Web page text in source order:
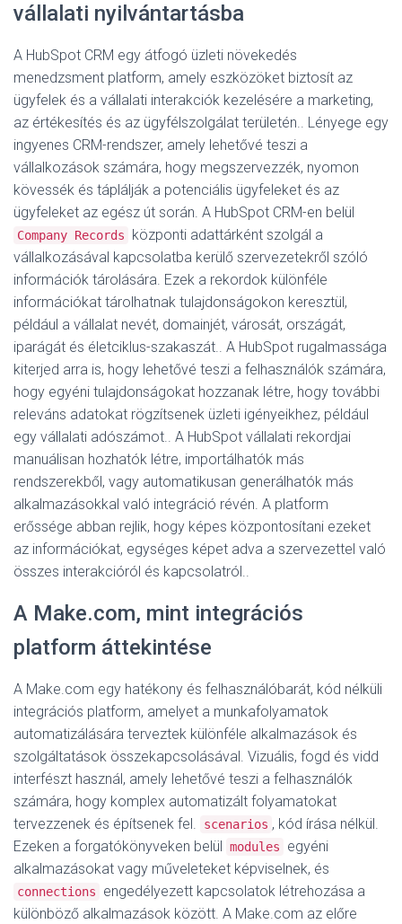
vállalati nyilvántartásba
A HubSpot CRM egy átfogó üzleti növekedés
menedzsment platform, amely eszközöket biztosít az
ügyfelek és a vállalati interakciók kezelésére a marketing,
az értékesítés és az ügyfélszolgálat területén.. Lényege egy
ingyenes CRM-rendszer, amely lehetővé teszi a
vállalkozások számára, hogy megszervezzék, nyomon
kövessék és táplálják a potenciális ügyfeleket és az
ügyfeleket az egész út során. A HubSpot CRM-en belül
Company Records
központi adattárként szolgál a
vállalkozásával kapcsolatba kerülő szervezetekről szóló
információk tárolására. Ezek a rekordok különféle
információkat tárolhatnak tulajdonságokon keresztül,
például a vállalat nevét, domainjét, városát, országát,
iparágát és életciklus-szakaszát.. A HubSpot rugalmassága
kiterjed arra is, hogy lehetővé teszi a felhasználók számára,
hogy egyéni tulajdonságokat hozzanak létre, hogy további
releváns adatokat rögzítsenek üzleti igényeikhez, például
egy vállalati adószámot.. A HubSpot vállalati rekordjai
manuálisan hozhatók létre, importálhatók más
rendszerekből, vagy automatikusan generálhatók más
alkalmazásokkal való integráció révén. A platform
erőssége abban rejlik, hogy képes központosítani ezeket
az információkat, egységes képet adva a szervezettel való
összes interakcióról és kapcsolatról..
A Make.com, mint integrációs
platform áttekintése
A Make.com egy hatékony és felhasználóbarát, kód nélküli
integrációs platform, amelyet a munkafolyamatok
automatizálására terveztek különféle alkalmazások és
szolgáltatások összekapcsolásával. Vizuális, fogd és vidd
interfészt használ, amely lehetővé teszi a felhasználók
számára, hogy komplex automatizált folyamatokat
tervezzenek és építsenek fel.
scenarios , kód írása nélkül.
Ezeken a forgatókönyveken belül modules
egyéni
alkalmazásokat vagy műveleteket képviselnek, és
connections
engedélyezett kapcsolatok létrehozása a
különböző alkalmazások között. A Make.com az előre